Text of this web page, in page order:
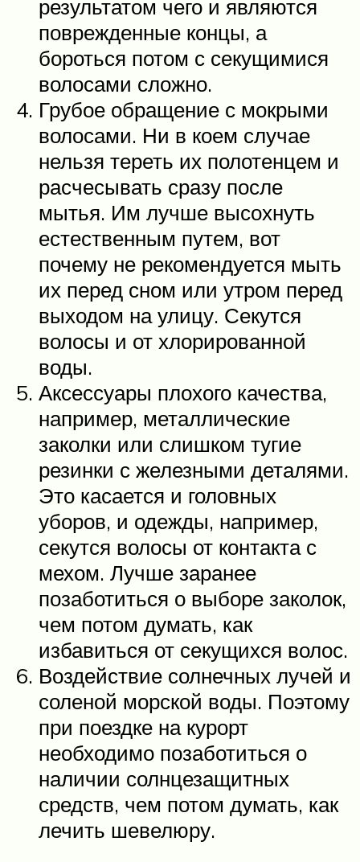
результатом чего и являются
поврежденные концы, а
бороться потом с секущимися
волосами сложно.
Грубое обращение с мокрыми
волосами. Ни в коем случае
нельзя тереть их полотенцем и
расчесывать сразу после
мытья. Им лучше высохнуть
естественным путем, вот
почему не рекомендуется мыть
их перед сном или утром перед
выходом на улицу. Секутся
волосы и от хлорированной
воды.
Аксессуары плохого качества,
например, металлические
заколки или слишком тугие
резинки с железными деталями.
Это касается и головных
уборов, и одежды, например,
секутся волосы от контакта с
мехом. Лучше заранее
позаботиться о выборе заколок,
чем потом думать, как
избавиться от секущихся волос.
Воздействие солнечных лучей и
соленой морской воды. Поэтому
при поездке на курорт
необходимо позаботиться о
наличии солнцезащитных
средств, чем потом думать, как
лечить шевелюру.